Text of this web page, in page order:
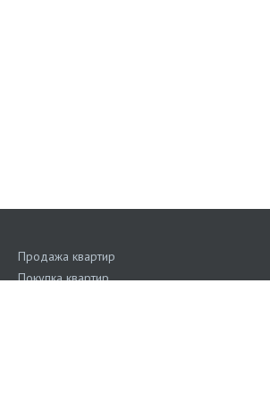
Продажа квартир
Покупка квартир